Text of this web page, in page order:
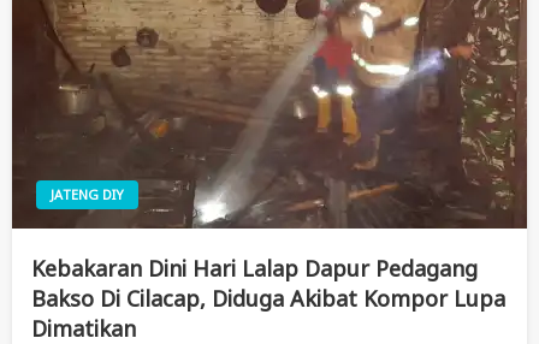
JATENG DIY
Kebakaran Dini Hari Lalap Dapur Pedagang
Bakso Di Cilacap, Diduga Akibat Kompor Lupa
Dimatikan